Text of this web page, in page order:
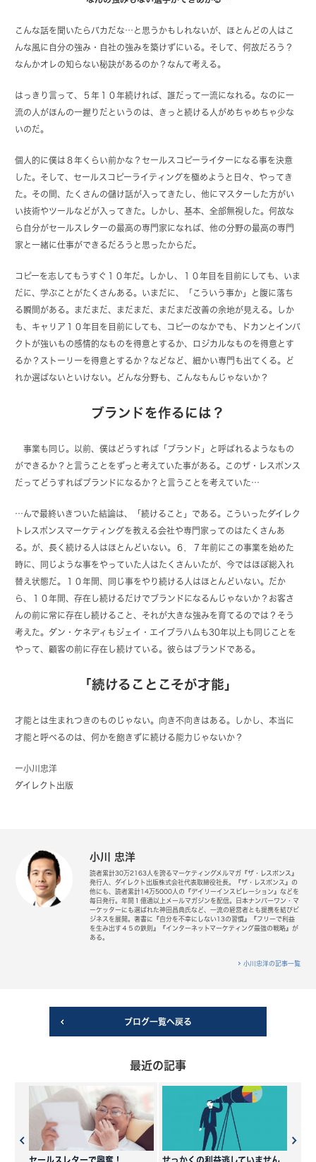
こんな話を聞いたらバカだな…と思うかもしれないが、ほとんどの人はこ
んな風に自分の強み・自社の強みを築けずにいる。そして、何故だろう？
なんかオレの知らない秘訣があるのか？なんて考える。
はっきり言って、５年１０年続ければ、誰だって一流になれる。なのに一
流の人がほんの一握りだというのは、きっと続ける人がめちゃめちゃ少な
いのだ。
個人的に僕は８年くらい前かな？セールスコピーライターになる事を決意
した。そして、セールスコピーライティングを極めようと日々、やってき
た。その間、たくさんの儲け話が入ってきたし、他にマスターした方がい
い技術やツールなどが入ってきた。しかし、基本、全部無視した。何故な
ら自分がセールスレターの最高の専門家になれば、他の分野の最高の専門
家と一緒に仕事ができるだろうと思ったからだ。
コピーを志してもうすぐ１０年だ。しかし、１０年目を目前にしても、いま
だに、学ぶことがたくさんある。いまだに、「こういう事か」と腹に落ち
る瞬間がある。まだまだ、まだまだ、まだまだ改善の余地が見える。しか
も、キャリア１０年目を目前にしても、コピーのなかでも、ドカンとインパ
クトが強いもの感情的なものを得意とするか、ロジカルなものを得意とす
るか？ストーリーを得意とするか？などなど、細かい専門も出てくる。ど
れか選ばないといけない。どんな分野も、こんなもんじゃないか？
ブランドを作るには？
事業も同じ。以前、僕はどうすれば「ブランド」と呼ばれるようなもの
ができるか？と言うことをずっと考えていた事がある。このザ・レスポンス
だってどうすればブランドになるか？と言うことを考えていた…
…んで最終いきついた結論は、「続けること」である。こういったダイレク
トレスポンスマーケティングを教える会社や専門家ってのはたくさんあ
る。が、長く続ける人はほとんどいない。６，７年前にこの事業を始めた
時に、同じような事をやっていた人はたくさんいたが、今ではほぼ総入れ
替え状態だ。１０年間、同じ事をやり続ける人はほとんどいない。だか
ら、１０年間、存在し続けるだけでブランドになるんじゃないか？お客さ
んの前に常に存在し続けること、それが大きな強みを育てるのでは？そう
考えた。ダン・ケネディもジェイ・エイブラハムも30年以上も同じことを
やって、顧客の前に存在し続けている。彼らはブランドである。
「続けることこそが才能」
才能とは生まれつきのものじゃない。向き不向きはある。しかし、本当に
才能と呼べるのは、何かを飽きずに続ける能力じゃないか？
ー小川忠洋
ダイレクト出版
小川 忠洋
読者累計30万2163人を誇るマーケティングメルマガ『ザ・レスポンス』
発行人、ダイレクト出版株式会社代表取締役社長。『ザ・レスポンス』の
他にも、読者累計14万5000人の『デイリーインスピレーション』などを
毎日発行。年間１億通以上メールマガジンを配信。日本ナンバーワン・マ
ーケッターにも選ばれた神田昌典氏など、一流の経営者とも提携を結びビ
ジネスを展開。著書に『自分を不幸にしない13の習慣』『フリーで利益
を生み出す４５の鉄則』『インターネットマーケティング最強の戦略』が
ある。
小川忠洋の記事一覧
ブログ一覧へ戻る
最近の記事
セールスレターで興奮！ せっかくの利益逃していません